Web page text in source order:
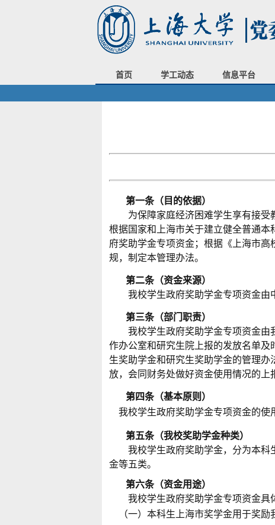
首页 学工动态 信息平台
第一条（目的依据）
为保障家庭经济困难学生享有接受教
根据国家和上海市关于建立健全普通
府奖助学金专项资金；根据《上海市
规，制定本管理办法。
第二条（资金来源）
我校学生政府奖助学金专项资金由中
第三条（部门职责）
我校学生政府奖助学金专项资金由我
作办公室和研究生院上报的发放名单
生奖助学金和研究生奖助学金的管理
放，会同财务处做好资金使用情况的上
第四条（基本原则）
我校学生政府奖助学金专项资金的使
第五条（我校奖助学金种类）
我校学生政府奖助学金，分为本科生
金等五类。
第六条（资金用途）
我校学生政府奖助学金专项资金具
（一）本科生上海市奖学金用于奖